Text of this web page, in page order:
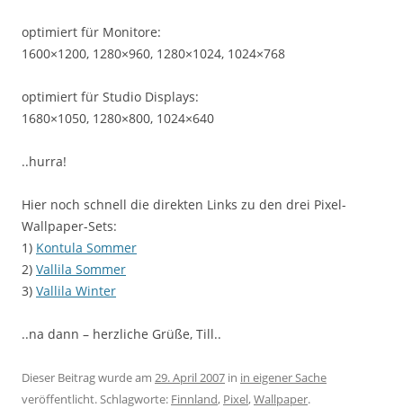
optimiert für Monitore:
1600×1200, 1280×960, 1280×1024, 1024×768
optimiert für Studio Displays:
1680×1050, 1280×800, 1024×640
..hurra!
Hier noch schnell die direkten Links zu den drei Pixel-
Wallpaper-Sets:
1) Kontula Sommer
2) Vallila Sommer
3) Vallila Winter
..na dann – herzliche Grüße, Till..
Dieser Beitrag wurde am 29. April 2007 in in eigener Sache
veröffentlicht. Schlagworte: Finnland, Pixel,Wallpaper.